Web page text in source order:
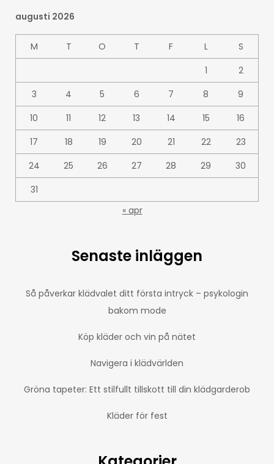
augusti 2026
M T O T F L
S
1
2
3
4 5 6 7 8
9
10
11 12 13 14 15
16
17
18 19 20 21 22
23
24
25 26 27 28 29
30
31
« apr
Senaste inläggen
Så påverkar klädvalet ditt första intryck – psykologin
bakom mode
Köp kläder och vin på nätet
Navigera i klädvärlden
Gröna tapeter: Ett stilfullt tillskott till din klädgarderob
Kläder för fest